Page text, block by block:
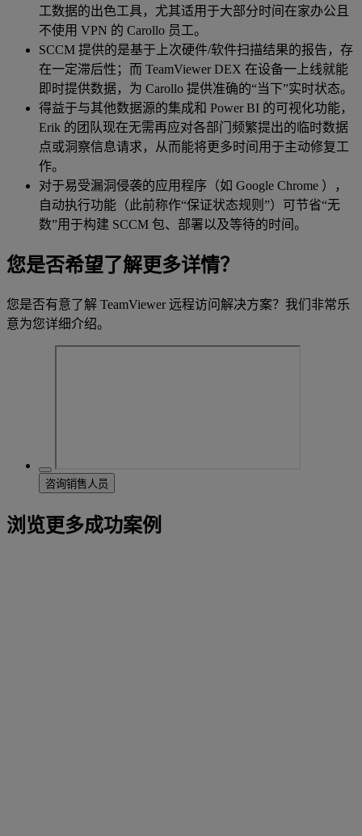
工数据的出色工具，尤其适用于大部分时间在家办公且
不使用 VPN 的 Carollo 员工。
SCCM 提供的是基于上次硬件/软件扫描结果的报告，存
在一定滞后性；而 TeamViewer DEX 在设备一上线就能
即时提供数据，为 Carollo 提供准确的“当下”实时状态。
得益于与其他数据源的集成和 Power BI 的可视化功能，
Erik 的团队现在无需再应对各部门频繁提出的临时数据
点或洞察信息请求，从而能将更多时间用于主动修复工
作。
对于易受漏洞侵袭的应用程序（如 Google Chrome ），
自动执行功能（此前称作“保证状态规则”）可节省“无
数”用于构建 SCCM 包、部署以及等待的时间。
您是否希望了解更多详情？
您是否有意了解 TeamViewer 远程访问解决方案？我们非常乐
意为您详细介绍。
咨询销售人员
浏览更多成功案例